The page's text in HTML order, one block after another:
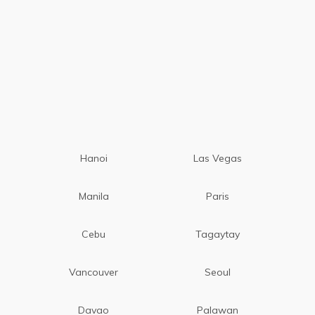
Hanoi Las Vegas
Manila Paris
Cebu Tagaytay
Vancouver Seoul
Davao Palawan